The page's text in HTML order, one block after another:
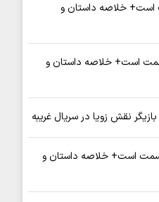
خلاصه داستان و
است+ خلاصه داستان و
نقش زویا در سریال غریبه
است+ خلاصه داستان و